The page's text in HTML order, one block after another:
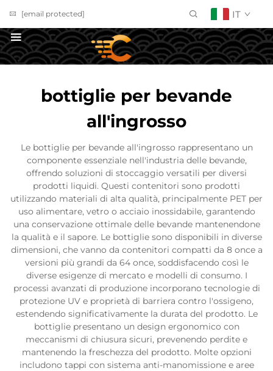
[email protected] IT
bottiglie per bevande
all'ingrosso
Le bottiglie per bevande all'ingrosso rappresentano un
componente essenziale nell'industria delle bevande,
offrendo soluzioni di stoccaggio versatili per diversi
prodotti liquidi. Questi contenitori sono prodotti
utilizzando materiali di alta qualità, principalmente PET per
uso alimentare, vetro o acciaio inossidabile, garantendo
una conservazione ottimale delle bevande mantenendone
la qualità e il sapore. Le bottiglie sono disponibili in diverse
dimensioni, che vanno da contenitori compatti da 8 once a
versioni più grandi da 64 once, soddisfacendo così le
diverse esigenze di mercato e modelli di consumo. I
processi avanzati di produzione incorporano tecnologie di
protezione UV e proprietà di barriera contro l'ossigeno,
estendendo significativamente la durata del prodotto. Le
bottiglie presentano un design ergonomico con
meccanismi di chiusura sicuri, prevenendo perdite e
mantenendo la freschezza del prodotto. Molte opzioni
includono tappi con sistema anti-manomissione e aree